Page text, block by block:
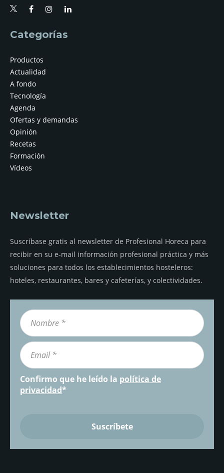
Categorías
Productos
Actualidad
A fondo
Tecnología
Agenda
Ofertas y demandas
Opinión
Recetas
Formación
Vídeos
Newsletter
Suscríbase gratis al newsletter de Profesional Horeca para
recibir en su e-mail información profesional práctica y más
soluciones para todos los establecimientos hosteleros:
hoteles, restaurantes, bares y cafeterías, y colectividades.
Confirmo que he leído la política de
privacidad*